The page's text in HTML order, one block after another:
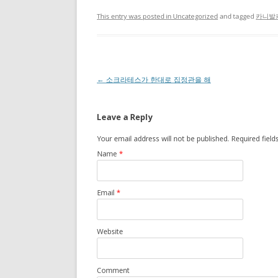
This entry was posted in Uncategorized and tagged 카니발
Post navigation
← 소크라테스가 한대로 집정관을 해
Leave a Reply
Your email address will not be published. Required
Name *
Email *
Website
Comment